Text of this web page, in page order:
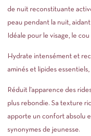
de nuit reconstituante
peau pendant la nuit,
Idéale pour le visage, le
Hydrate intensément et
aminés et lipides
Réduit l’apparence des
plus rebondie. Sa texture
apporte un confort absolu
synonymes de jeunesse.